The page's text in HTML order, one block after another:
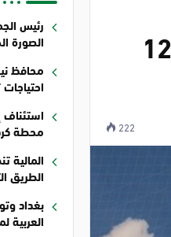
من العراق: 125
222
رئيس
الصورة
محافظ
استئناف
محطة
الطريق
بغداد
العربية